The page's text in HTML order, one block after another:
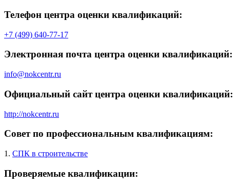
Телефон центра оценки квалификаций:
+7 (499) 640-77-17
Электронная почта центра оценки квалификаций:
info@nokcentr.ru
Официальный сайт центра оценки квалификаций:
http://nokcentr.ru
Совет по профессиональным квалификациям:
1. СПК в строительстве
Проверяемые квалификации: